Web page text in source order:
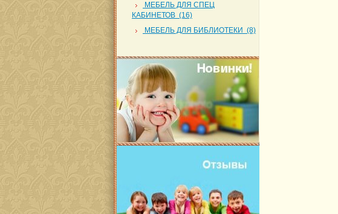
МЕБЕЛЬ ДЛЯ СПЕЦ
КАБИНЕТОВ (16)
МЕБЕЛЬ ДЛЯ БИБЛИОТЕКИ (8)